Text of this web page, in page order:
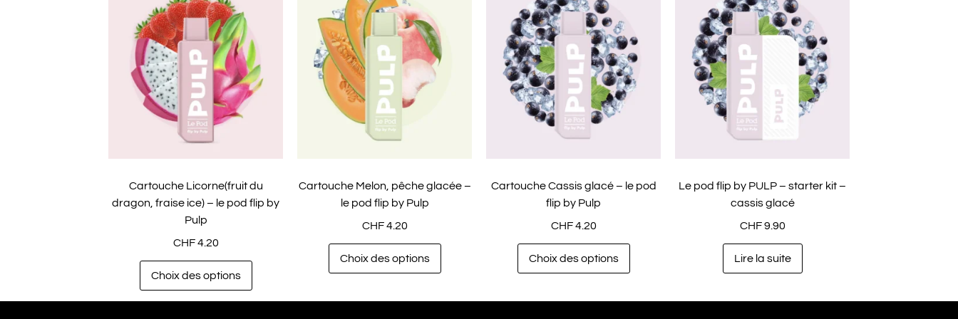
Cartouche Licorne(fruit du
dragon, fraise ice) – le pod flip by
Pulp
CHF4.20
Choix des options
Cartouche Melon, pêche glacée –
le pod flip by Pulp
CHF4.20
Choix des options
Cartouche Cassis glacé – le pod
flip by Pulp
CHF4.20
Choix des options
Le pod flip by PULP – starter kit –
cassis glacé
CHF9.90
Lire la suite